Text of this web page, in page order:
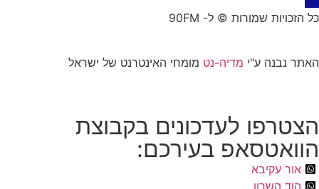
כל הזכויות שמורות © ל- 90FM
האתר נבנה ע"י מדיה-נט מומחי האינטרנט של ישראל
הצטרפו לעדכונים בקבוצת
הוואטסאפ בעירכם:
אור עקיבא
הוד השרון